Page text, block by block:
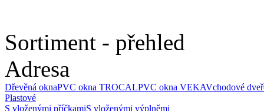
Sortiment - přehled
Adresa
Dřevěná oknaPVC okna TROCALPVC okna VEKAVchodové
Plastové
S vloženými příčkamiS vloženými výplněmi